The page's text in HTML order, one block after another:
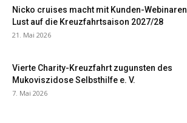
Nicko cruises macht mit Kunden-Webinaren
Lust auf die Kreuzfahrtsaison 2027/28
21. Mai 2026
Vierte Charity-Kreuzfahrt zugunsten des
Mukoviszidose Selbsthilfe e. V.
7. Mai 2026